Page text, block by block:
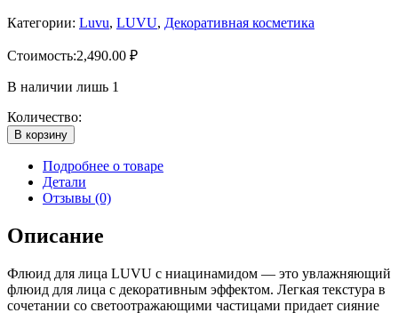
Категории: Luvu, LUVU, Декоративная косметика
Стоимость:2,490.00 ₽
В наличии лишь 1
Количество:
В корзину
Подробнее о товаре
Детали
Отзывы (0)
Описание
Флюид для лица LUVU с ниацинамидом — это увлажняющий
флюид для лица с декоративным эффектом. Легкая текстура в
сочетании со светоотражающими частицами придает сияние